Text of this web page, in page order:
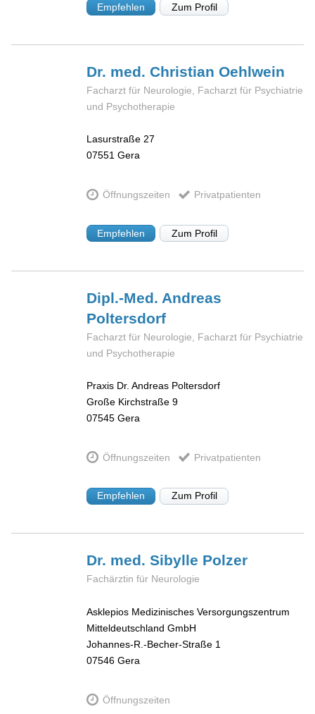
Empfehlen Zum Profil
Dr. med. Christian Oehlwein
Facharzt für Neurologie, Facharzt für Psychiatrie
und Psychotherapie
Lasurstraße 27
07551 Gera
Öffnungszeiten Privatpatienten
Empfehlen Zum Profil
Dipl.-Med. Andreas
Poltersdorf
Facharzt für Neurologie, Facharzt für Psychiatrie
und Psychotherapie
Praxis Dr. Andreas Poltersdorf
Große Kirchstraße 9
07545 Gera
Öffnungszeiten Privatpatienten
Empfehlen Zum Profil
Dr. med. Sibylle Polzer
Fachärztin für Neurologie
Asklepios Medizinisches Versorgungszentrum
Mitteldeutschland GmbH
Johannes-R.-Becher-Straße 1
07546 Gera
Öffnungszeiten